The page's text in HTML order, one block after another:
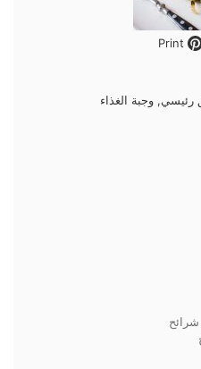
وجبة الغذاء